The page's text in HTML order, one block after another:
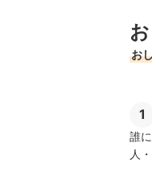
お
1
誰
人